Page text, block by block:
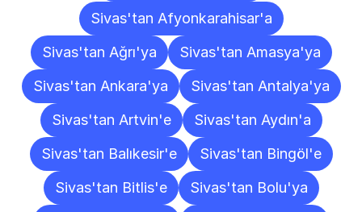
Sivas'tan Afyonkarahisar'a
Sivas'tan Ağrı'ya
Sivas'tan Amasya'ya
Sivas'tan Ankara'ya
Sivas'tan Antalya'ya
Sivas'tan Artvin'e
Sivas'tan Aydın'a
Sivas'tan Balıkesir'e
Sivas'tan Bingöl'e
Sivas'tan Bitlis'e
Sivas'tan Bolu'ya